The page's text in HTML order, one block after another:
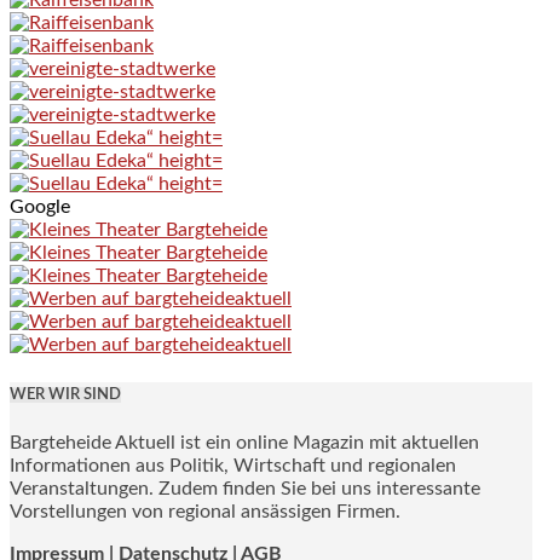
Google
WER WIR SIND
Bargteheide Aktuell ist ein online Magazin mit aktuellen
Informationen aus Politik, Wirtschaft und regionalen
Veranstaltungen. Zudem finden Sie bei uns interessante
Vorstellungen von regional ansässigen Firmen.
Impressum Datenschutz | AGB